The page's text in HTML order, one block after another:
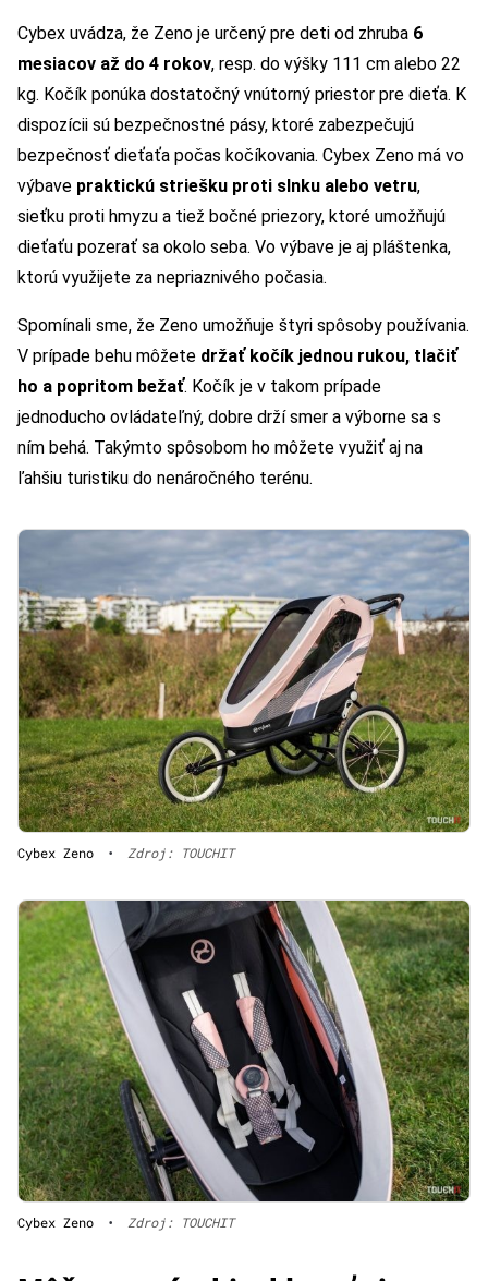
Cybex uvádza, že Zeno je určený pre deti od zhruba 6
mesiacov až do 4 rokov, resp. do výšky 111 cm alebo 22
kg. Kočík ponúka dostatočný vnútorný priestor pre dieťa. K
dispozícii sú bezpečnostné pásy, ktoré zabezpečujú
bezpečnosť dieťaťa počas kočíkovania. Cybex Zeno má vo
výbave praktickú striešku proti slnku alebo vetru,
sieťku proti hmyzu a tiež bočné priezory, ktoré umožňujú
dieťaťu pozerať sa okolo seba. Vo výbave je aj pláštenka,
ktorú využijete za nepriaznivého počasia.
Spomínali sme, že Zeno umožňuje štyri spôsoby používania.
V prípade behu môžete držať kočík jednou rukou, tlačiť
ho a popritom bežať. Kočík je v takom prípade
jednoducho ovládateľný, dobre drží smer a výborne sa s
ním behá. Takýmto spôsobom ho môžete využiť aj na
ľahšiu turistiku do nenáročného terénu.
Cybex Zeno • Zdroj: TOUCHIT
Cybex Zeno • Zdroj: TOUCHIT